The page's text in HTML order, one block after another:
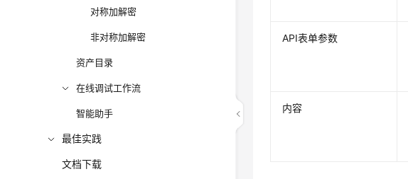
对称加解密
非对称加解密
资产目录
在线调试工作流
智能助手
最佳实践
文档下载
API表单参数
内容